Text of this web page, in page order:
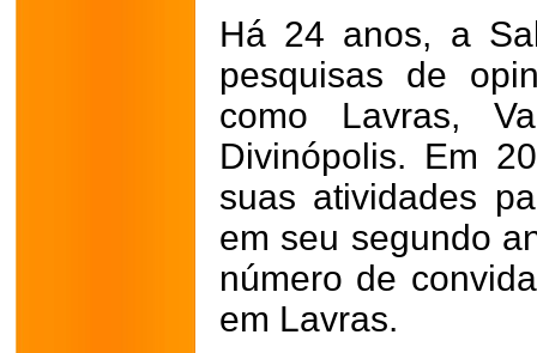
Há 24 anos, a
pesquisas de
como Lavras,
Divinópolis. Em
suas atividades
em seu segundo
número de
em Lavras.